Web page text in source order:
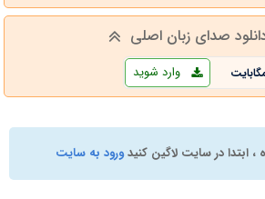
صدای زبان اصلی
وارد شوید
ابتدا در سایت لاگین کنیدورود به سایت